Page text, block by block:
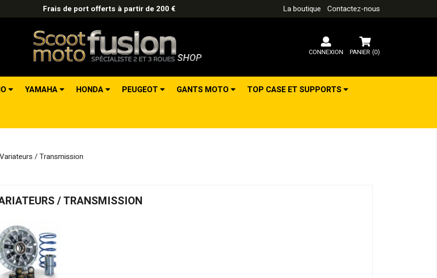
Frais de port offerts à partir de 200 € La boutique Contactez-nous
PANIER (0)
CONNEXION
YAMAHA HONDA PEUGEOT GANTS MOTO TOP CASE ET SUPPORTS
Variateurs / Transmission
/ TRANSMISSION